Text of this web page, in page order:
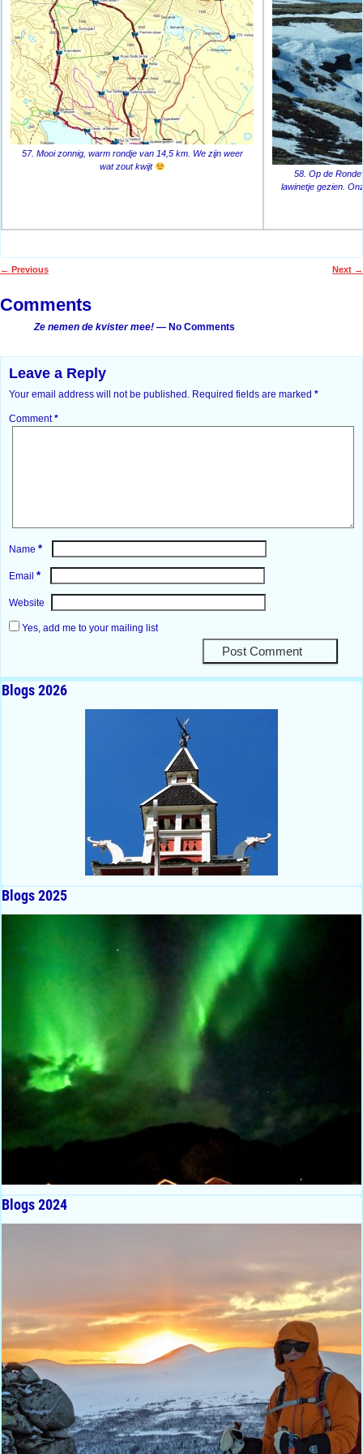
57. Mooi zonnig, warm rondje van 14,5 km. We zijn weer
wat zout kwijt
58. Op de
lawinetje gezien.
← Previous Next →
Comments
Ze nemen de kvister mee! — No Comments
Leave a Reply
Your email address will not be published. Required fields are marked *
Comment*
Name *
Email *
Website
Yes, add me to your mailing list
Blogs 2026
Blogs 2025
Blogs 2024